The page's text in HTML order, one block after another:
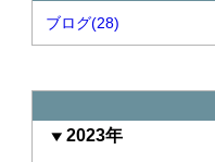
ブログ(28)
2023年